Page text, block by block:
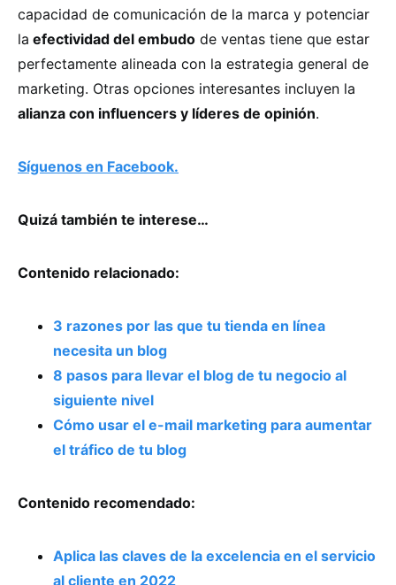
capacidad de comunicación de la marca y potenciar
la efectividad del embudo de ventas tiene que estar
perfectamente alineada con la estrategia general de
marketing. Otras opciones interesantes incluyen la
alianza con influencers y líderes de opinión.
Síguenos en Facebook.
Quizá también te interese…
Contenido relacionado:
3 razones por las que tu tienda en línea
necesita un blog
8 pasos para llevar el blog de tu negocio al
siguiente nivel
Cómo usar el e-mail marketing para aumentar
el tráfico de tu blog
Contenido recomendado:
Aplica las claves de la excelencia en el servicio
al cliente en 2022